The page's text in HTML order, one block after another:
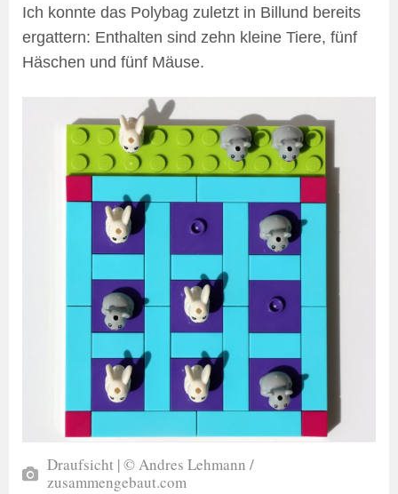
Ich konnte das Polybag zuletzt in Billund bereits
ergattern: Enthalten sind zehn kleine Tiere, fünf
Häschen und fünf Mäuse.
Draufsicht | © Andres Lehmann /
zusammengebaut.com